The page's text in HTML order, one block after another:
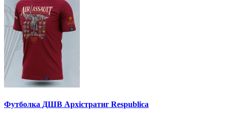
Футболка ДШВ Архістратиг Respublica